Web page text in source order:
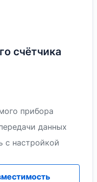
счётчика
прибора
данных
с настройкой